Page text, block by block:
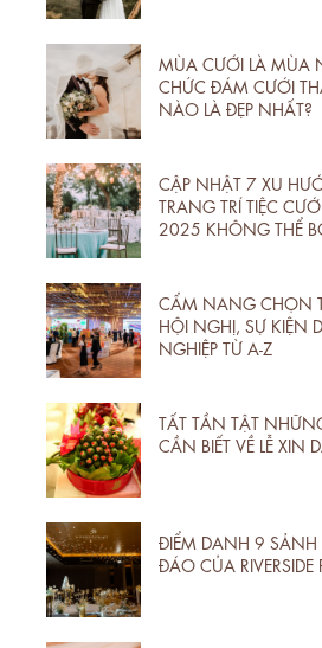
MÙA CƯỚI LÀ MÙA
CHỨC ĐÁM CƯỚI
NÀO LÀ ĐẸP NHẤT?
CẬP NHẬT 7 XU
TRANG TRÍ TIỆC
2025 KHÔNG THỂ
CẨM NANG CHỌN
HỘI NGHỊ, SỰ KIỆN
NGHIỆP TỪ A-Z
TẤT TẦN TẬT
CẦN BIẾT VỀ LỄ XIN
ĐIỂM DANH 9 SẢNH
ĐÁO CỦA RIVERSIDE